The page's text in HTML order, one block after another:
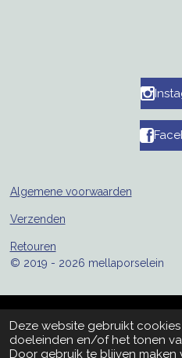
Deze website gebruikt
doeleinden en/of het tonen
Door gebruik te blijven maken
Algemene voorwaarden
Verzenden
Retouren
© 2019 - 2026 mellaporselein